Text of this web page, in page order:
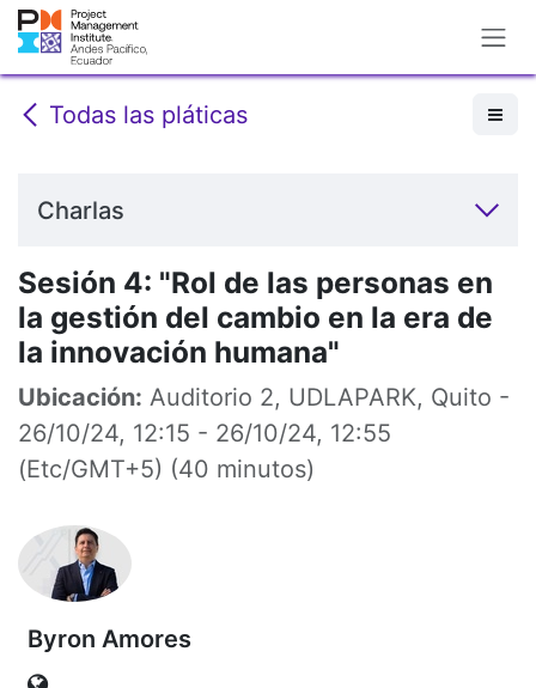
Ir al contenido
Todas las pláticas
Charlas
Sesión 4: "Rol de las personas en
la gestión del cambio en la era de
la innovación humana"
Ubicación: Auditorio 2, UDLAPARK, Quito -
26/10/24, 12:15 - 26/10/24, 12:55
(Etc/GMT+5) (40 minutos)
Byron Amores